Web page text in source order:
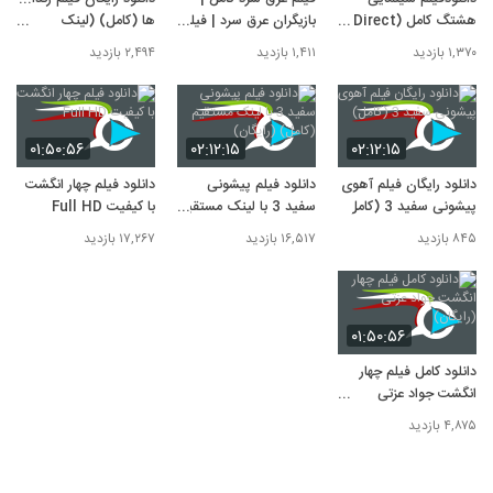
دانلود سینمایی ژن خوک
هشتگ کامل (Direct
Link) بدون سانسور و
حذفیات - رایگان
۱,۳۷۰ بازدید
بازیگران عرق سرد | فیلم
عرق سرد آپارات | دانلود
رایگان فیلم عرق سرد |
دانلود کامل عرق سرد
نماشا
۱,۴۱۱ بازدید
ها (کامل) (لینک
مستقیم)
۲,۴۹۴ بازدید
۰۲:۱۲:۱۵
دانلود رایگان فیلم آهوی
پیشونی سفید 3 (کامل)
۸۴۵ بازدید
۰۲:۱۲:۱۵
دانلود فیلم پیشونی
سفید 3 با لینک مستقیم
(کامل) (رایگان)
۱۶,۵۱۷ بازدید
۰۱:۵۰:۵۶
دانلود فیلم چهار انگشت
با کیفیت Full HD
۱۷,۲۶۷ بازدید
۰۱:۵۰:۵۶
دانلود کامل فیلم چهار
انگشت جواد عزتی
(رایگان)
۴,۸۷۵ بازدید